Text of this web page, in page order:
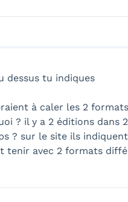
dessus tu indiques
à caler les 2
? il y a 2 éditions dans 2
? sur le site ils indiquent
tenir avec 2 formats